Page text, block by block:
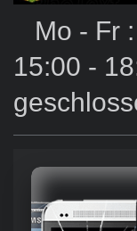
Mo - Fr
15:00 -